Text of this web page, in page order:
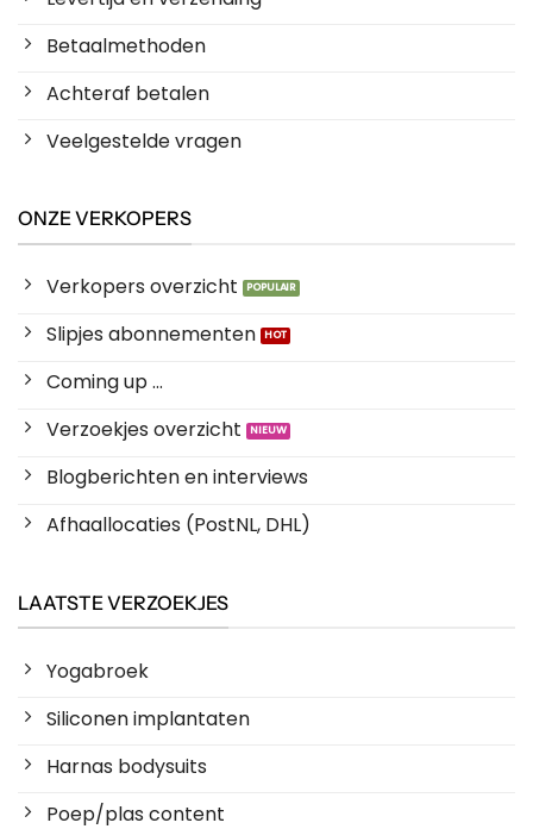
Betaalmethoden
Achteraf betalen
Veelgestelde vragen
ONZE VERKOPERS
Verkopers overzicht
Slipjes abonnementen
Coming up ...
Verzoekjes overzicht
Blogberichten en interviews
Afhaallocaties (PostNL, DHL)
LAATSTE VERZOEKJES
Yogabroek
Siliconen implantaten
Harnas bodysuits
Poep/plas content